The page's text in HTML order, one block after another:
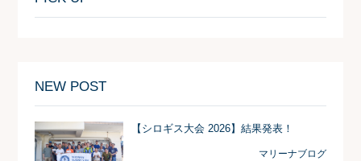
NEW POST
【シロギス大会 2026】結果発表！
マリーナブログ